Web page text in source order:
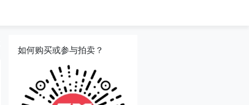
如何购买或参与拍卖？